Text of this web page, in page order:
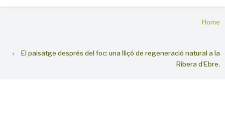
Home
El paisatge després del foc: una lliçó de regeneració natural a la
Ribera d’Ebre.